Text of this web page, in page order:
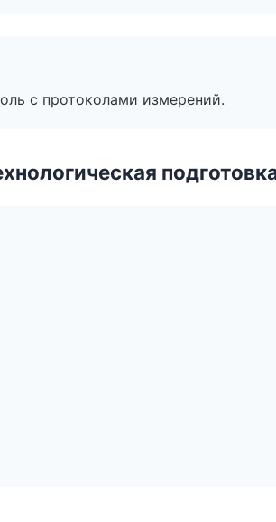
с протоколами измерений.